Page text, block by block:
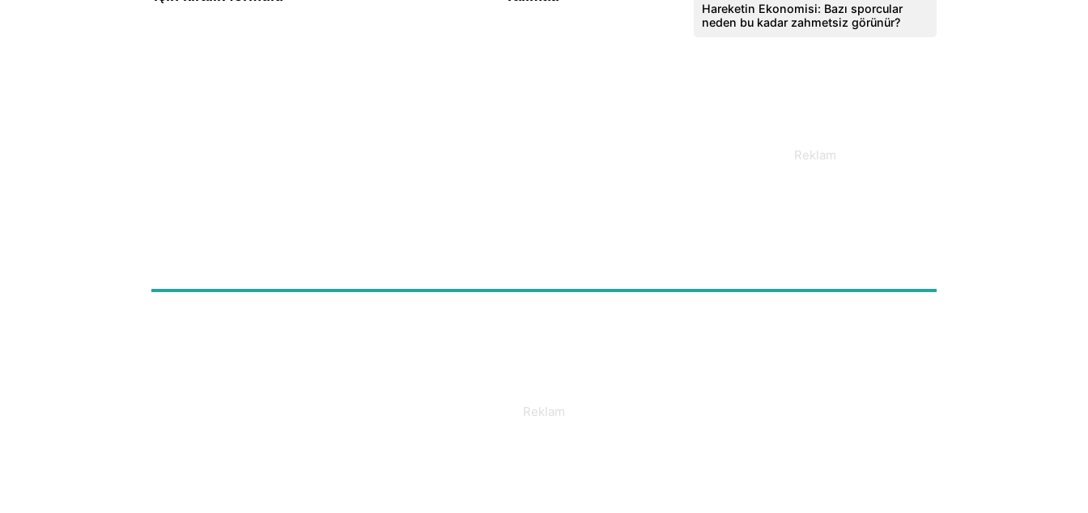
Hareketin Ekonomisi: Bazı sporcular
neden bu kadar zahmetsiz görünür?